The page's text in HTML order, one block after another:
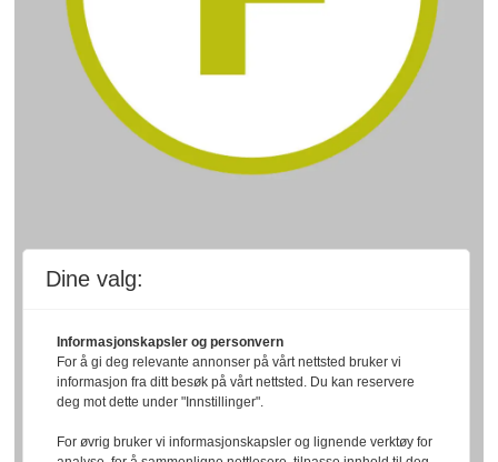
Dine valg:
Informasjonskapsler og personvern
For å gi deg relevante annonser på vårt nettsted bruker vi
informasjon fra ditt besøk på vårt nettsted. Du kan reservere
deg mot dette under "Innstillinger".
For øvrig bruker vi informasjonskapsler og lignende verktøy for